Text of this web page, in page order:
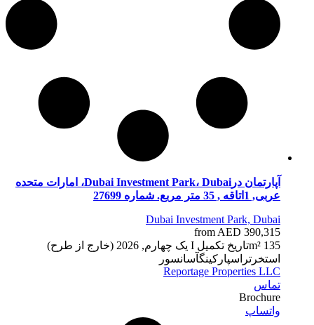
آپارتمان درDubai Investment Park، Dubai، امارات متحده
عربی, 1اتاقه , 35 متر مربع. شماره 27699
Dubai Investment Park, Dubai
from AED 390,315
135 m² تاریخ تکمیل I یک چهارم, 2026 (خارج از طرح)
استخر تراسپارکینگآسانسور
Reportage Properties LLC
تماس
Brochure
واتساپ